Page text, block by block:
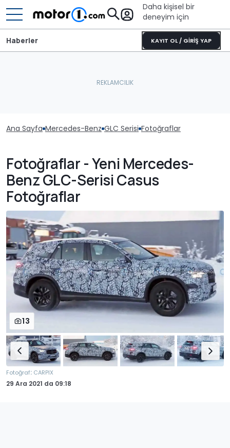
Daha kişisel bir
deneyim için
KAYIT OL / GİRİŞ YAP
Haberler
Ana Sayfa Mercedes-Benz GLC Serisi Fotoğraflar
Fotoğraflar - Yeni Mercedes-
Benz GLC-Serisi Casus
Fotoğraflar
13
Fotoğraf: CARPIX
29 Ara 2021 da 09:18